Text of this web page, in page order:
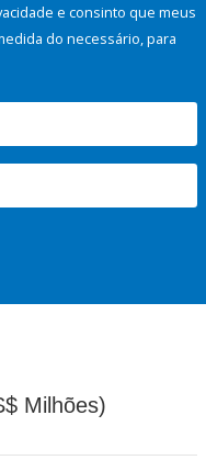
e consinto que meus
do necessário, para
Milhões)